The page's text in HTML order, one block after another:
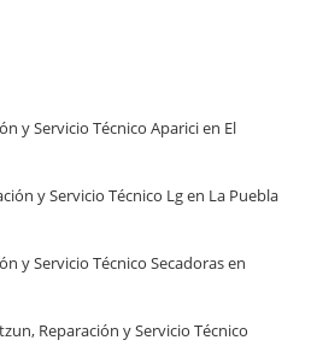
y Servicio Técnico Aparici en El
y Servicio Técnico Lg en La Puebla
y Servicio Técnico Secadoras en
Reparación y Servicio Técnico